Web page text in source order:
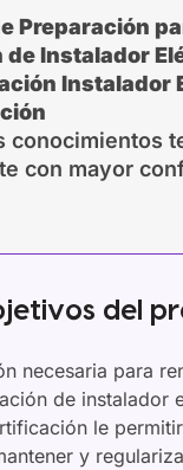
Preparación
de Instalador
Instalador
conocimientos
con mayor
del
necesaria para
de instalador
le
y